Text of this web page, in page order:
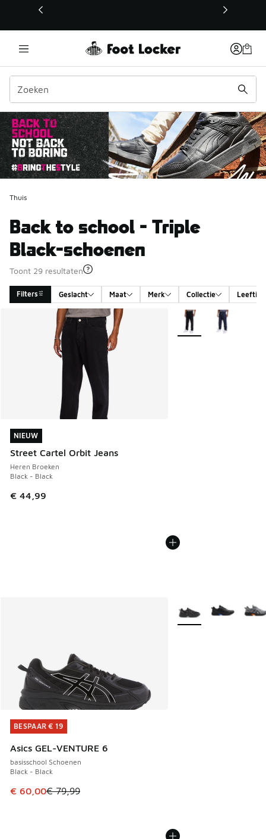
Deze link wordt geopend in een nieuw venster
Thuis
Back to school - Triple
Black-schoenen
Toont 29 resultaten
Filters Geslacht Maat Merk Collectie
Search Results
NIEUW
Street Cartel Orbit Jeans
Heren Broeken
Black - Black
€ 44,99
NIEUW
Meer kleuren
BESPAAR € 19
Asics GEL-VENTURE 6
basisschool Schoenen
Black - Black
Dit artikel is in de uitverkoop. Dit artikel is in de
€ 60,00€ 79,99
BESPAAR € 19
Meer kleuren